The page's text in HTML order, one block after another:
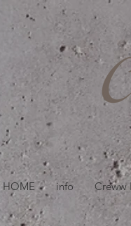
HOME info Creww